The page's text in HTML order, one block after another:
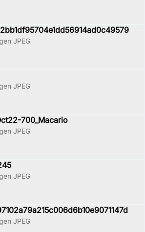
JPEG
JPEG
700_Macario
JPEG
JPEG
JPEG